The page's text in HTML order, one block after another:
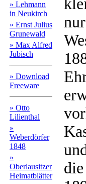
» Lehmann
in Neukirch
» Ernst Julius
Grunewald
» Max Alfred
Jubisch
» Download
Freeware
» Otto
Lilienthal
»
Weberdörfer
1848
»
Oberlausitzer
Heimatblätter